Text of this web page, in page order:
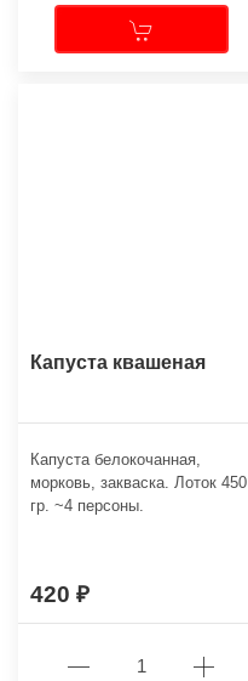
Капуста квашеная
Капуста белокочанная,
морковь, закваска. Лоток 450
гр. ~4 персоны.
420